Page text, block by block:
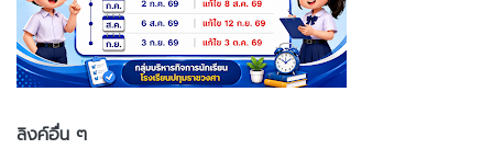
ลิงค์อื่น ๆ